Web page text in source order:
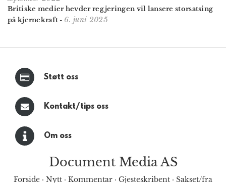
Britiske medier hevder regjeringen vil lansere storsatsing
på kjernekraft - 6. juni 2025
Støtt oss
Kontakt/tips oss
Om oss
Document Media AS
Forside · Nytt · Kommentar · Gjesteskribent · Sakset/fra